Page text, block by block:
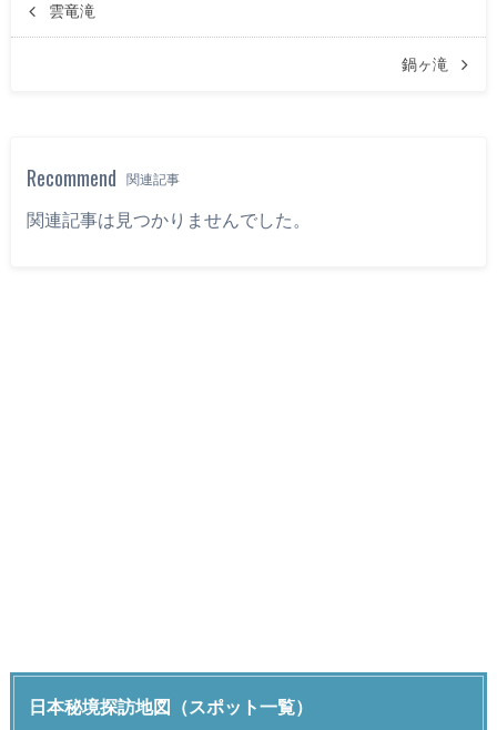
雲竜滝
鍋ヶ滝
Recommend 関連記事
関連記事は見つかりませんでした。
日本秘境探訪地図（スポット一覧）